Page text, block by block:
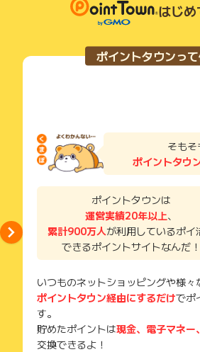
はじ
ポイントタウンっ
そもそ
ポイントタウ
ポイントタウンは
運営実績20年以上、
累計900万人が利用しているポイ
できるポイントサイトなんだ！
いつものネットショッピングや様々
ポイントタウン経由にするだけでポ
す。
貯めたポイントは現金、電子マネー
交換できるよ！